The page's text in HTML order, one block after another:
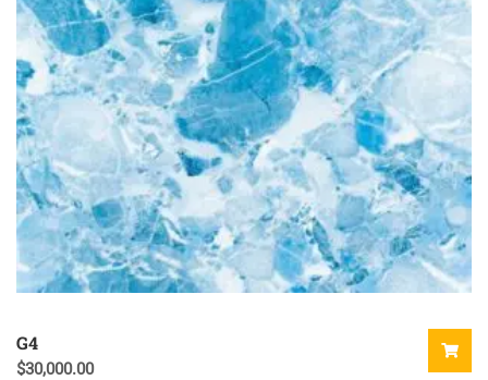
G4
$30,000.00